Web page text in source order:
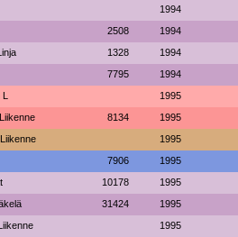
1994
2508 1994
1328 1994
7795 1994
1995
8134 1995
1995
7906 1995
10178 1995
31424 1995
1995